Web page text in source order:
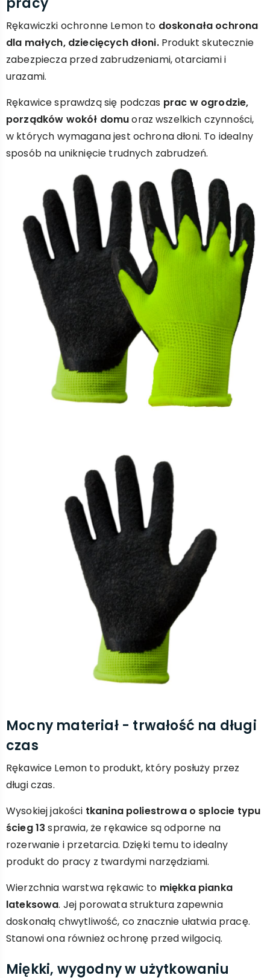
Rękawiczki ochronne Lemon to doskonała ochrona
dla małych, dziecięcych dłoni.Produkt skutecznie
zabezpiecza przed zabrudzeniami, otarciami i
urazami.
Rękawice sprawdzą się podczas prac w ogrodzie,
porządków wokół domuoraz wszelkich czynności,
w których wymagana jest ochrona dłoni. To idealny
sposób na uniknięcie trudnych zabrudzeń.
Mocny materiał - trwałość na długi
czas
Rękawice Lemon to produkt, który posłuży przez
długi czas.
Wysokiej jakości tkanina poliestrowa o splocie typu
ścieg 13 sprawia, że rękawice są odporne na
rozerwanie i przetarcia. Dzięki temu to idealny
produkt do pracy z twardymi narzędziami.
Wierzchnia warstwa rękawic to miękka pianka
lateksowa. Jej porowata struktura zapewnia
doskonałą chwytliwość, co znacznie ułatwia pracę.
Stanowi ona również ochronę przed wilgocią.
Miękki, wygodny w użytkowaniu